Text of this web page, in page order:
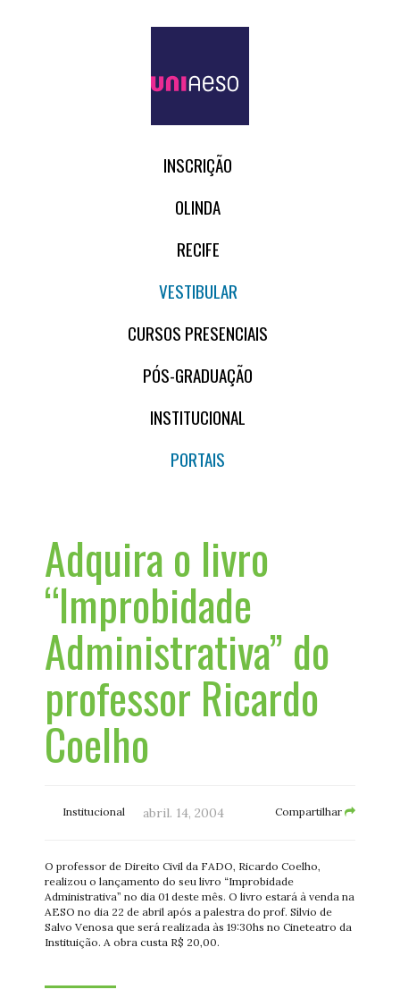
INSCRIÇÃO
OLINDA
RECIFE
VESTIBULAR
CURSOS PRESENCIAIS
PÓS-GRADUAÇÃO
INSTITUCIONAL
PORTAIS
Adquira o livro
“Improbidade
Administrativa” do
professor Ricardo
Coelho
Institucional abril. 14, 2004 Compartilhar
O professor de Direito Civil da FADO, Ricardo Coelho,
realizou o lançamento do seu livro “Improbidade
Administrativa” no dia 01 deste mês. O livro estará à venda na
AESO no dia 22 de abril após a palestra do prof. Sílvio de
Salvo Venosa que será realizada às 19:30hs no Cineteatro da
Instituição. A obra custa R$ 20,00.